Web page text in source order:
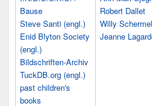
Bause
Steve Santi (engl.)
Enid Blyton Society
(engl.)
Bildschriften-Archiv
TuckDB.org (engl.)
past children's
books
Robert Dallet
Willy
Jeanne